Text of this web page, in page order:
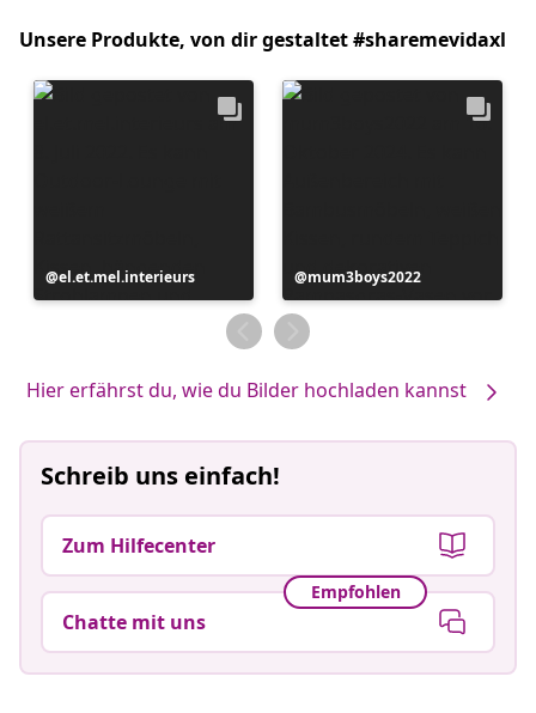
Unsere Produkte, von dir gestaltet #sharemevidaxl
Beitrag
veröffentlicht
el.et.mel.interieurs
Beitrag
veröffentlicht
von
mum3boys2022
Hier erfährst du, wie du Bilder hochladen kannst
Schreib uns einfach!
Zum Hilfecenter
Empfohlen
Chatte mit uns